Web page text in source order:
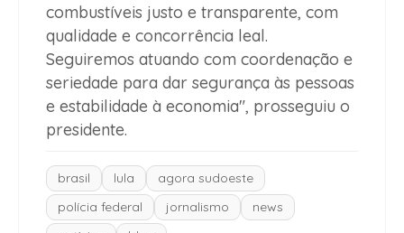
combustíveis justo e transparente, com
qualidade e concorrência leal.
Seguiremos atuando com coordenação e
seriedade para dar segurança às pessoas
e estabilidade à economia", prosseguiu o
presidente.
brasil lula
agora sudoeste
polícia federal
jornalismo
news